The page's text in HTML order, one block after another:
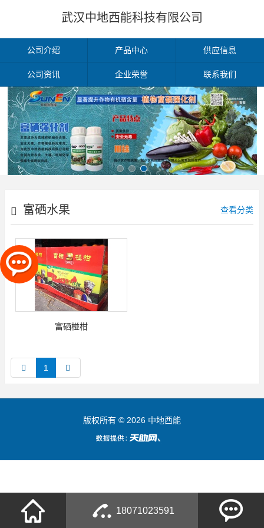
武汉中地西能科技有限公司
公司介绍 产品中心 供应信息
公司资讯 企业荣誉 联系我们
富硒水果 查看分类
富硒椪柑
1
18071023591
版权所有 © 2026 中地西能